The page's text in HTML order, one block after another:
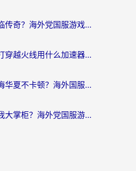
日本怎么玩君临传奇？海外党国服游戏加速避坑指南（附菲律宾欧洲玩家实测）
海外党必看：打穿越火线用什么加速器？解决延迟卡顿，还能玩奇妙拼图世界和第五人格
波兰怎么玩无悔华夏不卡顿？海外国服游戏加速器终极指南（附征途2萤火突击解决方案）
英国怎么玩叫我大掌柜？海外党国服游戏加速避坑指南（附实测推荐）